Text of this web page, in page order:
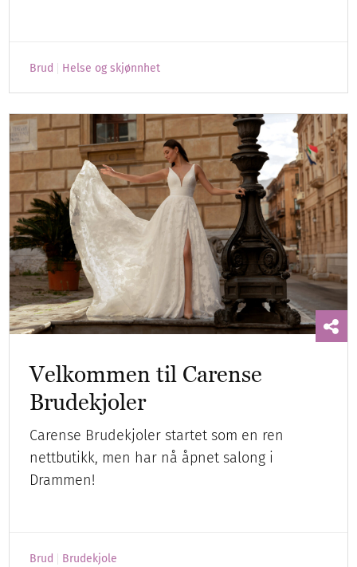
Brud Helse og skjønnhet
Velkommen til Carense
Brudekjoler
Carense Brudekjoler startet som en ren
nettbutikk, men har nå åpnet salong i
Drammen!
Brud Brudekjole